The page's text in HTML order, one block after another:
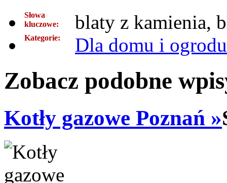
Słowa
kluczowe:
blaty z kamienia,
Kategorie: Dla domu i ogrodu
Zobacz podobne
Kotły gazowe Poznań »